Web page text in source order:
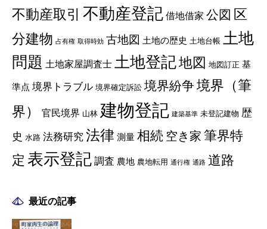
不動産取引 不動産登記借地借家 公図 区
分建物 占有権 取得時効 古地図 土地の歴史 土地台帳 土地
問題 土地家屋調査士土地登記地図 地図訂正 基
準点 境界トラブル 境界確定訴訟 境界紛争境界（筆
界）
官民境界 山林 建物登記 建築基準 未登記建物 歴
史 水路 法務研究法律 測量 相続空き家筆界特
定 表示登記調査 農地 農地転用 通行権 通路 道路
最近の記事